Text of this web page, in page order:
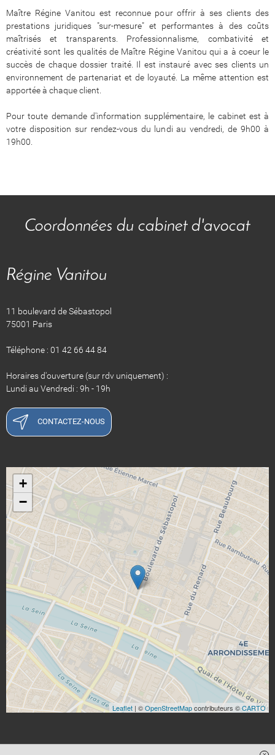
Maître Régine Vanitou est reconnue pour offrir à ses clients des
prestations juridiques "sur-mesure" et performantes à des coûts
maîtrisés et transparents. Professionnalisme, combativité et
créativité sont les qualités de Maître Régine Vanitou qui a à coeur le
succès de chaque dossier traité. Il est instauré avec ses clients un
environnement de partenariat et de loyauté. La même attention est
apportée à chaque client.
Pour toute demande d'information supplémentaire, le cabinet est à
votre disposition sur rendez-vous du lundi au vendredi, de 9h00 à
19h00.
Coordonnées du cabinet d'avocat
Régine Vanitou
11 boulevard de Sébastopol
75001 Paris
Téléphone : 01 42 66 44 84
Horaires d'ouverture (sur rdv uniquement) :
Lundi au Vendredi : 9h - 19h
CONTACTEZ-NOUS
+
−
Leaflet | ©OpenStreetMapcontributeurs ©CARTO